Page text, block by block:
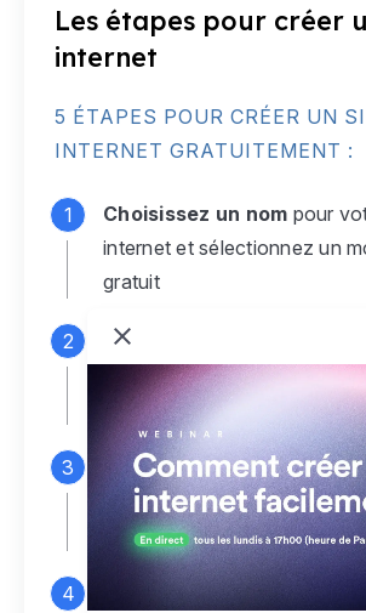
Les étapes pour créer
internet
5 ÉTAPES POUR CRÉER UN
INTERNET GRATUITEMENT :
Choisissez un nom pour
internet et sélectionnez un
gratuit
Connectez-vous
monsite gratuit pour accéder
espace d'administration
Personnalisez
designpour créer un site
à votre image
Ajoutez des pagessans